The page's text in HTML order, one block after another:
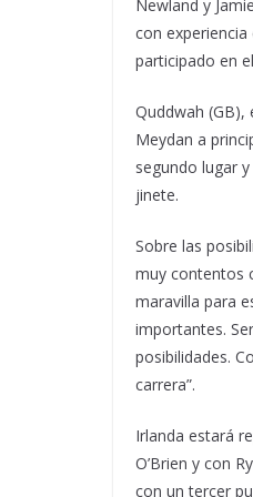
Newland y
con
participado en
Quddwah (GB),
Meydan a
segundo lugar
jinete.
Sobre las
muy contentos
maravilla para
importantes.
posibilidades.
carrera”.
Irlanda estará
O’Brien y con
con un tercer